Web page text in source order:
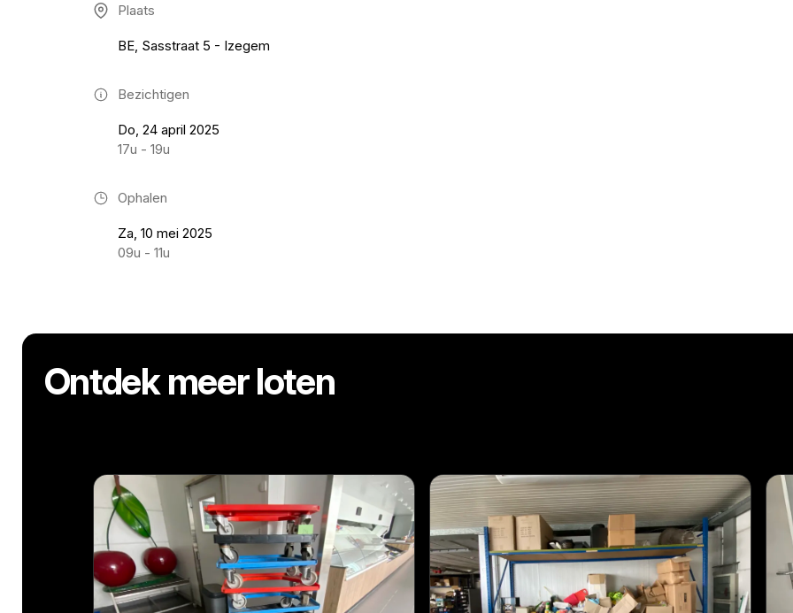
Plaats
BE, Sasstraat 5 - Izegem
Bezichtigen
Do, 24 april 2025
17u - 19u
Ophalen
Za, 10 mei 2025
09u - 11u
Ontdek meer loten